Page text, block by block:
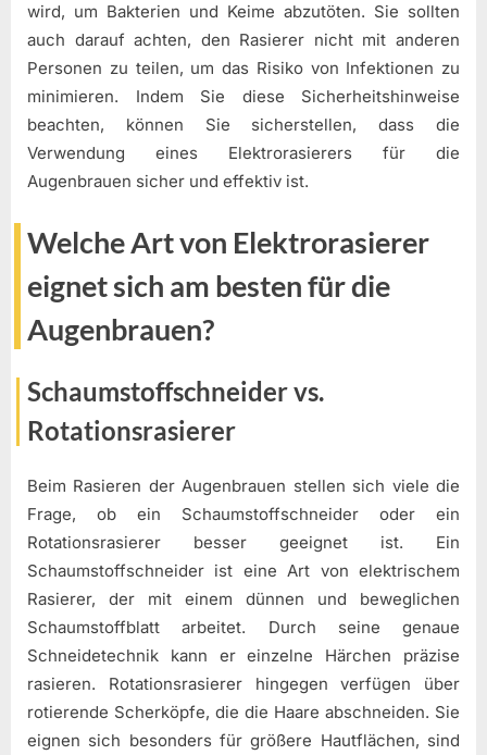
wird, um Bakterien und Keime abzutöten. Sie sollten
auch darauf achten, den Rasierer nicht mit anderen
Personen zu teilen, um das Risiko von Infektionen zu
minimieren. Indem Sie diese Sicherheitshinweise
beachten, können Sie sicherstellen, dass die
Verwendung eines Elektrorasierers für die
Augenbrauen sicher und effektiv ist.
Welche Art von Elektrorasierer
eignet sich am besten für die
Augenbrauen?
Schaumstoffschneider vs.
Rotationsrasierer
Beim Rasieren der Augenbrauen stellen sich viele die
Frage, ob ein Schaumstoffschneider oder ein
Rotationsrasierer besser geeignet ist. Ein
Schaumstoffschneider ist eine Art von elektrischem
Rasierer, der mit einem dünnen und beweglichen
Schaumstoffblatt arbeitet. Durch seine genaue
Schneidetechnik kann er einzelne Härchen präzise
rasieren. Rotationsrasierer hingegen verfügen über
rotierende Scherköpfe, die die Haare abschneiden. Sie
eignen sich besonders für größere Hautflächen, sind